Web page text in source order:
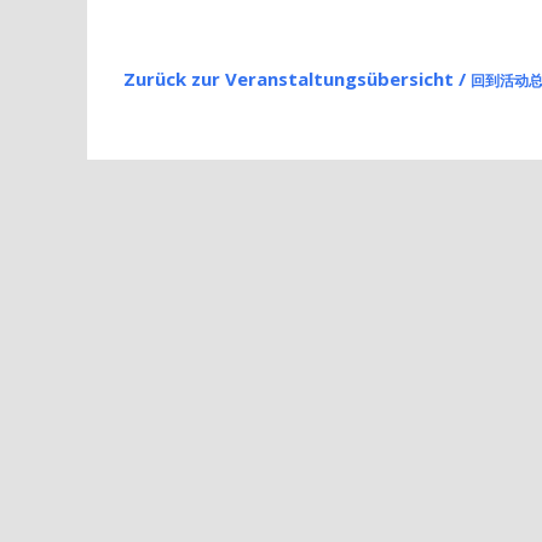
Zurück zur Veranstaltungsübersicht / 回到活动